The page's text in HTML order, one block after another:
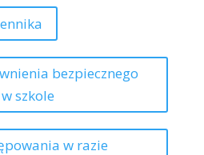
bezpiecznego
szkole
w razie